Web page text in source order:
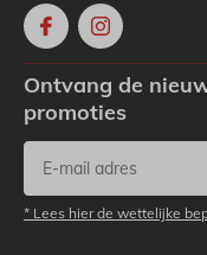
Ontvang de
promoties
* Lees hier de wettelijke